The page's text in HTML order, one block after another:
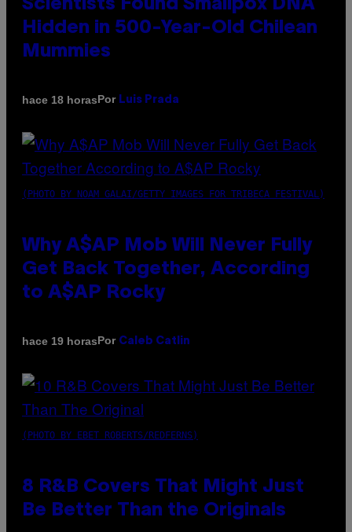
Scientists Found Smallpox DNA
Hidden in 500-Year-Old Chilean
Mummies
hace 18 horasPor Luis Prada
(PHOTO BY NOAM GALAI/GETTY IMAGES FOR TRIBECA FESTIVAL)
Why A$AP Mob Will Never Fully
Get Back Together, According
to A$AP Rocky
hace 19 horasPor Caleb Catlin
(PHOTO BY EBET ROBERTS/REDFERNS)
8 R&B Covers That Might Just
Be Better Than the Originals